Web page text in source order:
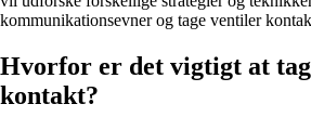
kommunikationsevner og tage ventiler
Hvorfor er det vigtigt at
kontakt?